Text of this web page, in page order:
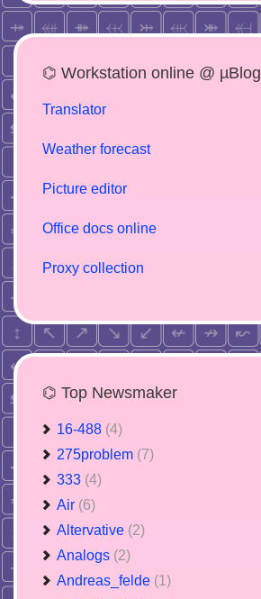
⌬ Workstation online @ µBlog
Translator
Weather forecast
Picture editor
Office docs online
Proxy collection
⌬ Top Newsmaker
16-488 (4)
275problem (7)
333 (4)
Air (6)
Altervative (2)
Analogs (2)
Andreas_felde (1)